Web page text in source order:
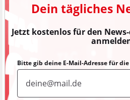
Dein tägliches
Jetzt kostenlos für den
Bitte gib deine E-Mail-Adresse für